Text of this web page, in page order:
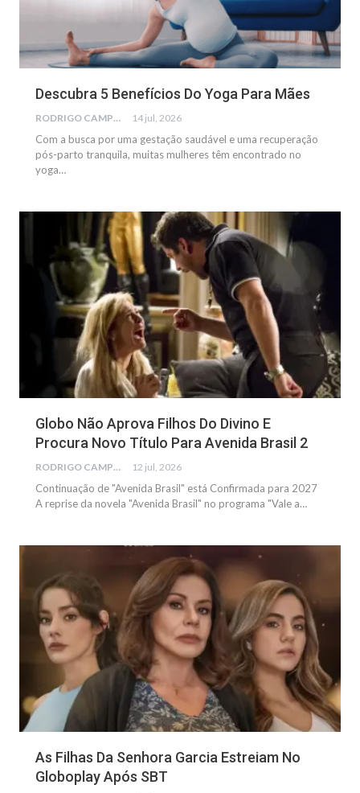
Descubra 5 Benefícios Do Yoga Para Mães
RODRIGO CAMPOS 14 jul, 2026
Com a busca por uma gestação saudável e uma recuperação
pós-parto tranquila, muitas mulheres têm encontrado no
yoga…
Globo Não Aprova Filhos Do Divino E
Procura Novo Título Para Avenida Brasil 2
RODRIGO CAMPOS 12 jul, 2026
Continuação de "Avenida Brasil" está Confirmada para 2027
A reprise da novela "Avenida Brasil" no programa "Vale a…
As Filhas Da Senhora Garcia Estreiam No
Globoplay Após SBT